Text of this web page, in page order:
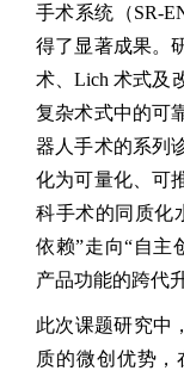
手术系统（SR-
得了显著成果。
术、Lich 术式及
复杂术式中的可
器人手术的系列
化为可量化、可
科手术的同质化
依赖”走向“自主
产品功能的跨代
此次课题研究中
质的微创优势